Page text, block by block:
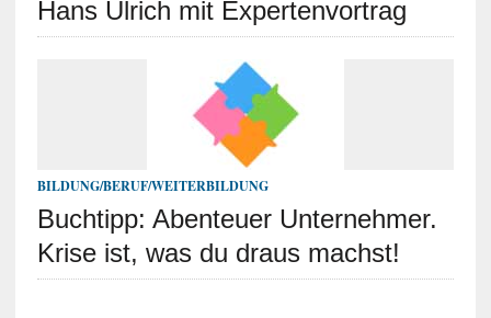
Hans Ulrich mit Expertenvortrag
BILDUNG/BERUF/WEITERBILDUNG
Buchtipp: Abenteuer Unternehmer.
Krise ist, was du draus machst!